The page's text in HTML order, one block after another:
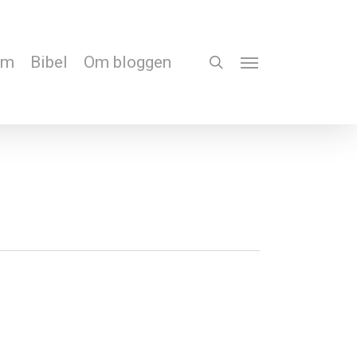
Bibel Om bloggen search
Menu